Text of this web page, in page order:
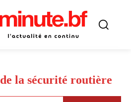
la sécurité routière